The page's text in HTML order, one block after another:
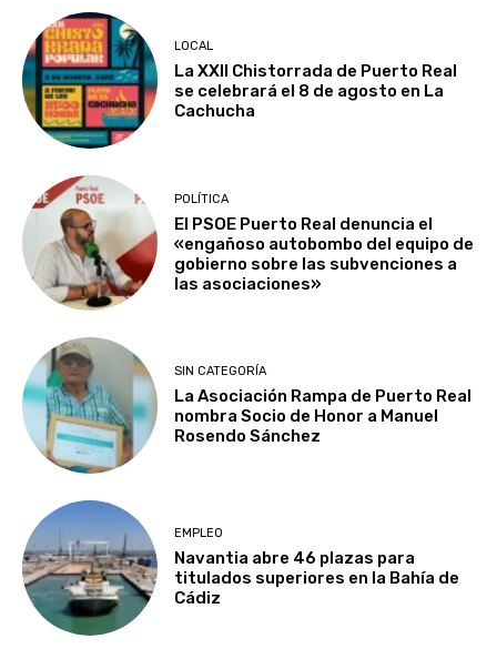
LOCAL
La XXII Chistorrada de Puerto Real
se celebrará el 8 de agosto en La
Cachucha
POLÍTICA
El PSOE Puerto Real denuncia el
«engañoso autobombo del equipo de
gobierno sobre las subvenciones a
las asociaciones»
SIN CATEGORÍA
La Asociación Rampa de Puerto Real
nombra Socio de Honor a Manuel
Rosendo Sánchez
EMPLEO
Navantia abre 46 plazas para
titulados superiores en la Bahía de
Cádiz